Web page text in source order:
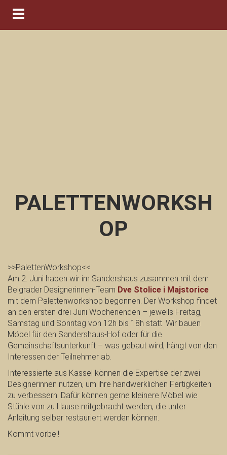
Navigation ein-/ausblenden
PALETTENWORKSH
OP
>>PalettenWorkshop<<
Am 2. Juni haben wir im Sandershaus zusammen mit dem
Belgrader Designerinnen-Team Dve Stolice i Majstorice
mit dem Palettenworkshop begonnen. Der Workshop findet
an den ersten drei Juni Wochenenden – jeweils Freitag,
Samstag und Sonntag von 12h bis 18h statt. Wir bauen
Möbel für den Sandershaus-Hof oder für die
Gemeinschaftsunterkunft – was gebaut wird, hängt von den
Interessen der Teilnehmer ab.
Interessierte aus Kassel können die Expertise der zwei
Designerinnen nutzen, um ihre handwerklichen Fertigkeiten
zu verbessern. Dafür können gerne kleinere Möbel wie
Stühle von zu Hause mitgebracht werden, die unter
Anleitung selber restauriert werden können.
Kommt vorbei!